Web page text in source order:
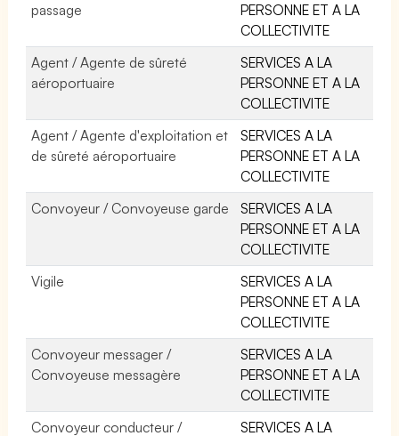
passage
PERSONNE ET A LA
COLLECTIVITE
Agent / Agente de sûreté
aéroportuaire
SERVICES A LA
PERSONNE ET A LA
COLLECTIVITE
Agent / Agente d'exploitation et
de sûreté aéroportuaire
SERVICES A LA
PERSONNE ET A LA
COLLECTIVITE
Convoyeur / Convoyeuse garde
SERVICES A LA
PERSONNE ET A LA
COLLECTIVITE
Vigile
SERVICES A LA
PERSONNE ET A LA
COLLECTIVITE
Convoyeur messager /
Convoyeuse messagère
SERVICES A LA
PERSONNE ET A LA
COLLECTIVITE
Convoyeur conducteur /
SERVICES A LA